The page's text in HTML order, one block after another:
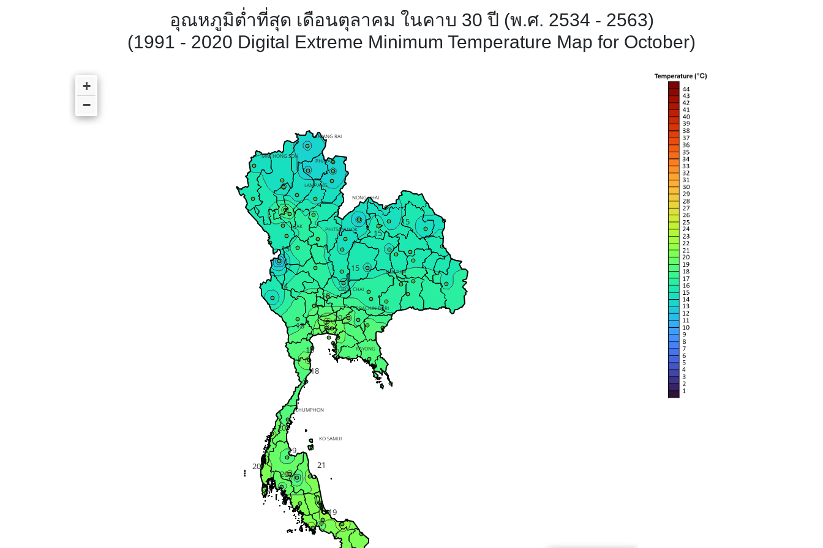
อุณหภูมิต่ำที่สุด เดือนตุลาคม ในคาบ 30 ปี (พ.ศ. 2534 - 2563)
(1991 - 2020 Digital Extreme Minimum Temperature Map for October)